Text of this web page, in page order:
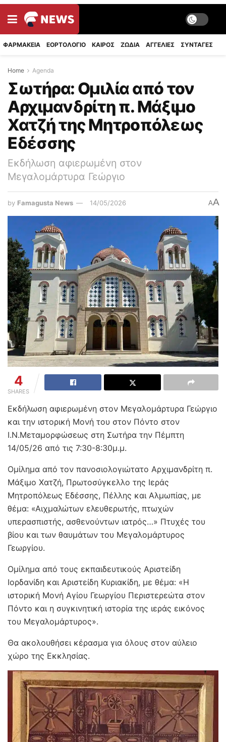
ΦΑΡΜΑΚΕΙΑ ΕΟΡΤΟΛΟΓΙΟ ΚΑΙΡΟΣ ΖΩΔΙΑ ΑΓΓΕΛΙΕΣ ΣΥΝΤΑΓΈΣ
Home Agenda
Σωτήρα: Ομιλία από τον
Αρχιμανδρίτη π. Μάξιμο
Χατζή της Μητροπόλεως
Εδέσσης
Εκδήλωση αφιερωμένη στον
Μεγαλομάρτυρα Γεώργιο
by Famagusta News 14/05/2026 AA
4
SHARES
Εκδήλωση αφιερωμένη στον Μεγαλομάρτυρα Γεώργιο
και την ιστορική Μονή του στον Πόντο στον
Ι.Ν.Μεταμορφώσεως στη Σωτήρα την Πέμπτη
14/05/26 από τις 7:30-8:30μ.μ.
Ομίλημα από τον πανοσιολογιώτατο Αρχιμανδρίτη π.
Μάξιμο Χατζή, Πρωτοσύγκελλο της Ιεράς
Μητροπόλεως Εδέσσης, Πέλλης και Αλμωπίας, με
θέμα: «Αιχμαλώτων ελευθερωτής, πτωχών
υπερασπιστής, ασθενούντων ιατρός…» Πτυχές του
βίου και των θαυμάτων του Μεγαλομάρτυρος
Γεωργίου.
Ομίλημα από τους εκπαιδευτικούς Αριστείδη
Ιορδανίδη και Αριστείδη Κυριακίδη, με θέμα: «Η
ιστορική Μονή Αγίου Γεωργίου Περιστερεώτα στον
Πόντο και η συγκινητική ιστορία της ιεράς εικόνος
του Μεγαλομάρτυρος».
Θα ακολουθήσει κέρασμα για όλους στον αύλειο
χώρο της Εκκλησίας.